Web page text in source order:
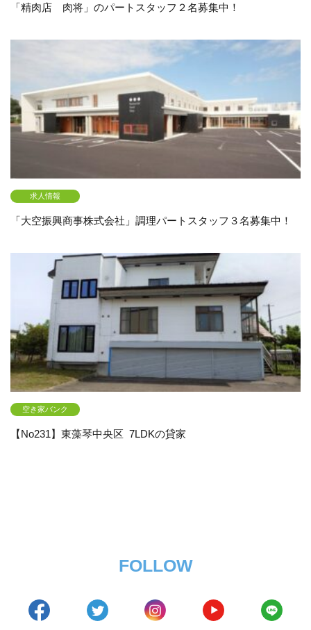
「精肉店 肉将」のパートスタッフ２名募集中！
求人情報
「大空振興商事株式会社」調理パートスタッフ３名募集中！
空き家バンク
【No231】東藻琴中央区 7LDKの貸家
FOLLOW